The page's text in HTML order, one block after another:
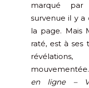
marqué par
survenue il y a
la page. Mais
raté, est à ses
mouvementée.
en ligne –